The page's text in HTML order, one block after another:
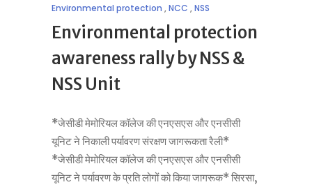
Environmental protection ,NCC ,NSS
Environmental protection
awareness rally by NSS &
NSS Unit
*जेसीडी मेमोरियल कॉलेज की एनएसएस और एनसीसी
यूनिट ने निकाली पर्यावरण संरक्षण जागरूकता रैली*
*जेसीडी मेमोरियल कॉलेज की एनएसएस और एनसीसी
यूनिट ने पर्यावरण के प्रति लोगों को किया जागरूक* सिरसा,